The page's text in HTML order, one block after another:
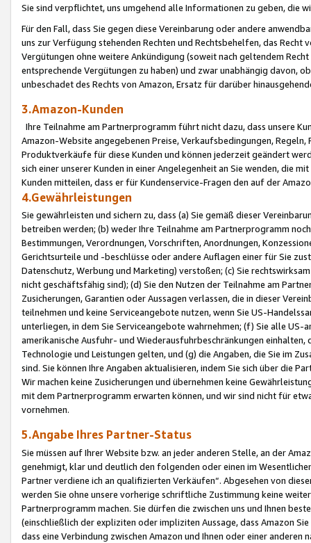
Sie sind verpflichtet, uns umgehend alle Informationen zu geben, die
Für den Fall, dass Sie gegen diese Vereinbarung oder andere
uns zur Verfügung stehenden Rechten und Rechtsbehelfen, das
Vergütungen ohne weitere Ankündigung (soweit nach geltendem
entsprechende Vergütungen zu haben) und zwar unabhängig davon,
unbeschadet des Rechts von Amazon, Ersatz für darüber
3.Amazon-Kunden
Ihre Teilnahme am Partnerprogramm führt nicht dazu, dass unsere
Amazon-Website angegebenen Preise, Verkaufsbedingungen,
Produktverkäufe für diese Kunden und können jederzeit geändert
sich einer unserer Kunden in einer Angelegenheit an Sie wenden, die
Kunden mitteilen, dass er für Kundenservice-Fragen den auf der
4.Gewährleistungen
Sie gewährleisten und sichern zu, dass (a) Sie gemäß dieser
betreiben werden; (b) weder Ihre Teilnahme am Partnerprogramm
Bestimmungen, Verordnungen, Vorschriften, Anordnungen,
Gerichtsurteile und -beschlüsse oder andere Auflagen einer für Sie
Datenschutz, Werbung und Marketing) verstoßen; (c) Sie
nicht geschäftsfähig sind); (d) Sie den Nutzen der Teilnahme am
Zusicherungen, Garantien oder Aussagen verlassen, die in dieser
teilnehmen und keine Serviceangebote nutzen, wenn Sie US-
unterliegen, in dem Sie Serviceangebote wahrnehmen; (f) Sie alle
amerikanische Ausfuhr- und Wiederausfuhrbeschränkungen
Technologie und Leistungen gelten, und (g) die Angaben, die Sie im
sind. Sie können Ihre Angaben aktualisieren, indem Sie sich über die
Wir machen keine Zusicherungen und übernehmen keine
mit dem Partnerprogramm erwarten können, und wir sind nicht für
vornehmen.
5.Angabe Ihres Partner-Status
Sie müssen auf Ihrer Website bzw. an jeder anderen Stelle, an der
genehmigt, klar und deutlich den folgenden oder einen im
Partner verdiene ich an qualifizierten Verkäufen“. Abgesehen von
werden Sie ohne unsere vorherige schriftliche Zustimmung keine
Partnerprogramm machen. Sie dürfen die zwischen uns und Ihnen
(einschließlich der expliziten oder impliziten Aussage, dass Amazon
dass eine Verbindung zwischen Amazon und Ihnen oder einer